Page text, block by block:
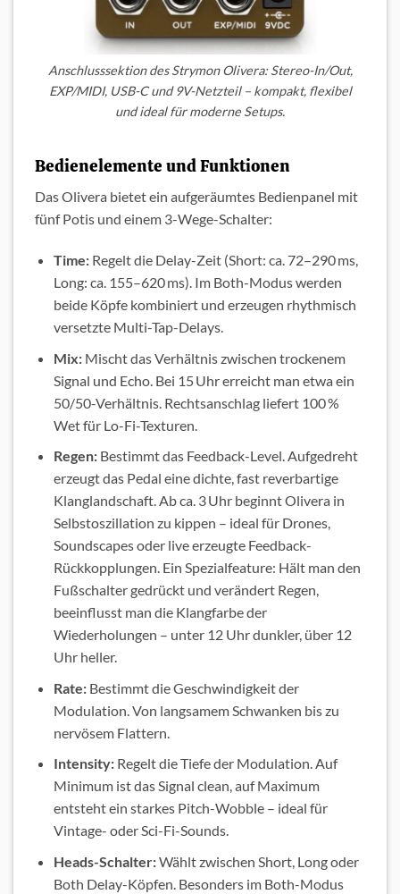
Anschlusssektion des Strymon Olivera: Stereo-In/Out,
EXP/MIDI, USB-C und 9V-Netzteil – kompakt, flexibel
und ideal für moderne Setups.
Bedienelemente und Funktionen
Das Olivera bietet ein aufgeräumtes Bedienpanel mit
fünf Potis und einem 3-Wege-Schalter:
Time:Regelt die Delay-Zeit (Short: ca. 72–290 ms,
Long: ca. 155–620 ms). Im Both-Modus werden
beide Köpfe kombiniert und erzeugen rhythmisch
versetzte Multi-Tap-Delays.
Mix:Mischt das Verhältnis zwischen trockenem
Signal und Echo. Bei 15 Uhr erreicht man etwa ein
50/50-Verhältnis. Rechtsanschlag liefert 100 %
Wet für Lo-Fi-Texturen.
Regen:Bestimmt das Feedback-Level. Aufgedreht
erzeugt das Pedal eine dichte, fast reverbartige
Klanglandschaft. Ab ca. 3 Uhr beginnt Olivera in
Selbstoszillation zu kippen – ideal für Drones,
Soundscapes oder live erzeugte Feedback-
Rückkopplungen. Ein Spezialfeature: Hält man den
Fußschalter gedrückt und verändert Regen,
beeinflusst man die Klangfarbe der
Wiederholungen – unter 12 Uhr dunkler, über 12
Uhr heller.
Rate:Bestimmt die Geschwindigkeit der
Modulation. Von langsamem Schwanken bis zu
nervösem Flattern.
Intensity:Regelt die Tiefe der Modulation. Auf
Minimum ist das Signal clean, auf Maximum
entsteht ein starkes Pitch-Wobble – ideal für
Vintage- oder Sci-Fi-Sounds.
Heads-Schalter:Wählt zwischen Short, Long oder
Both Delay-Köpfen. Besonders im Both-Modus